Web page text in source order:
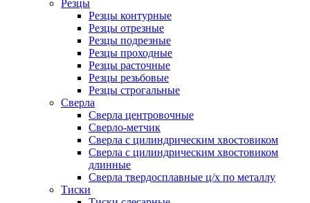
Резцы
Резцы контурные
Резцы отрезные
Резцы подрезные
Резцы проходные
Резцы расточные
Резцы резьбовые
Резцы строгальные
Сверла
Сверла центровочные
Сверло-метчик
Сверла с цилиндрическим хвостовиком
Сверла с цилиндрическим хвостовиком
длинные
Сверла твердосплавные ц/х по металлу
Тиски